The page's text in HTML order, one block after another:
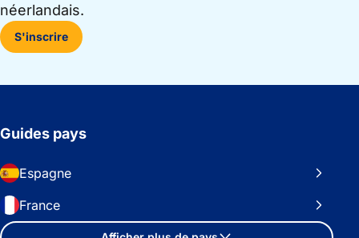
néerlandais.
S'inscrire
Guides pays
Espagne
France